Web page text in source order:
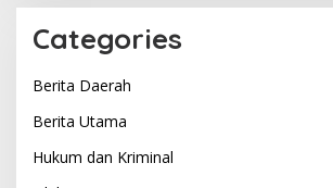
Categories
Berita Daerah
Berita Utama
Hukum dan Kriminal